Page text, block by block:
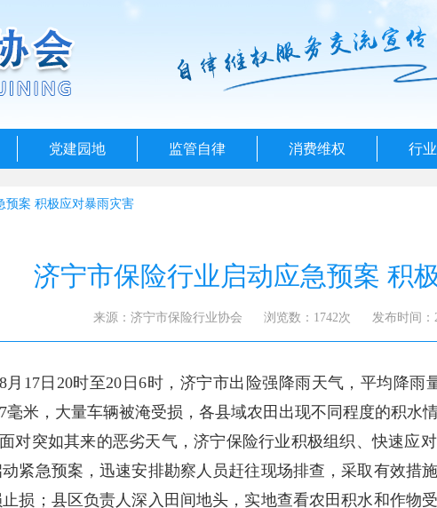
党建园地 监管自律 消费维权 行
预案 积极应对暴雨灾害
济宁市保险行业启动应急预案 积
来源：济宁市保险行业协会 浏览数：1742次 发布时间：
8月17日20时至20日6时，济宁市出险强降雨天气，平均降雨
毫米，大量车辆被淹受损，各县域农田出现不同程度的积水情
面对突如其来的恶劣天气，济宁保险行业积极组织、快速应
紧急预案，迅速安排勘察人员赶往现场排查，采取有效措
损；县区负责人深入田间地头，实地查看农田积水和作物